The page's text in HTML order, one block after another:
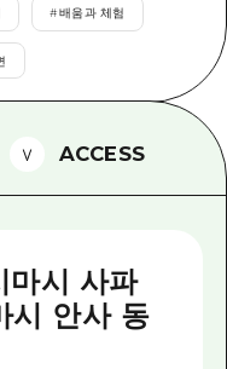
#배움과 체험
ACCESS
마시 사파
시 안사 동